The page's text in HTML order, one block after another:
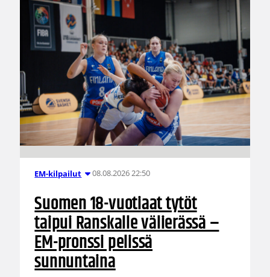
EM-kilpailut 08.08.2026 22:50
Suomen 18-vuotiaat tytöt
taipui Ranskalle välierässä –
EM-pronssi pelissä
sunnuntaina